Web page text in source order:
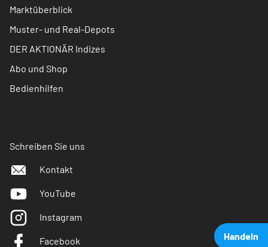
Handeln
Marktüberblick
Muster- und Real-Depots
DER AKTIONÄR Indizes
Abo und Shop
Bedienhilfen
Schreiben Sie uns
Kontakt
YouTube
Instagram
Facebook